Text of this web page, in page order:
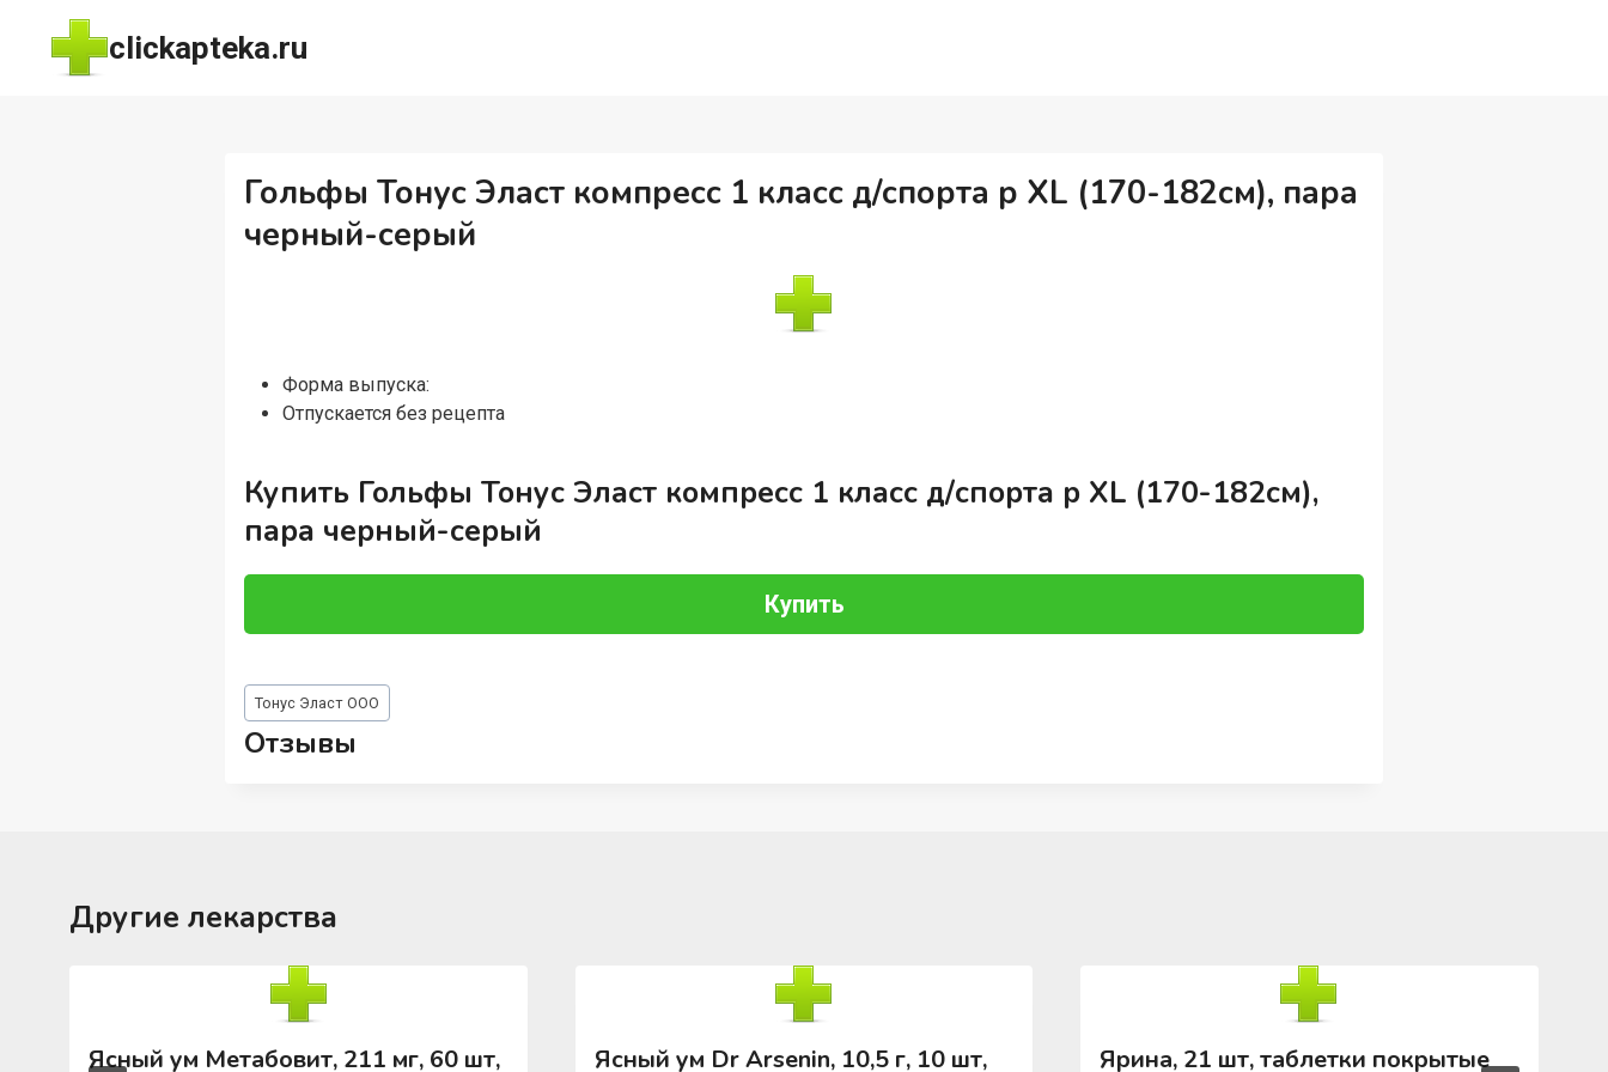
Перейти
содержимому
clickapteka.ru
Гольфы Тонус Эласт компресс 1 класс д/спорта р XL (170-182см), пара
черный-серый
Форма выпуска:
Отпускается без рецепта
Купить Гольфы Тонус Эласт компресс 1 класс д/спорта р XL (170-182см),
пара черный-серый
Купить
Метки
записи:
Тонус Эласт ООО
Отзывы
Другие лекарства
Ясный ум Метабовит, 211 мг, 60 шт, Ясный ум Dr Arsenin, 10,5 г, 10 шт, Ярина, 21 шт, таблетки покрытые